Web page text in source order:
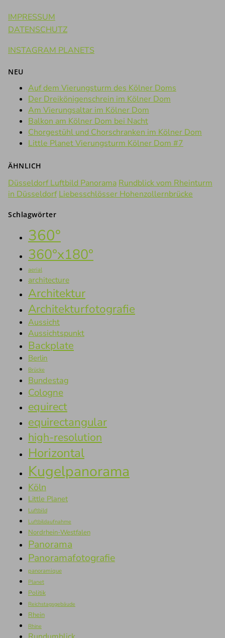
IMPRESSUM
DATENSCHUTZ
INSTAGRAM PLANETS
NEU
Auf dem Vierungsturm des Kölner Doms
Der Dreikönigenschrein im Kölner Dom
Am Vierungsaltar im Kölner Dom
Balkon am Kölner Dom bei Nacht
Chorgestühl und Chorschranken im Kölner Dom
Little Planet Vierungsturm Kölner Dom #7
ÄHNLICH
Düsseldorf Luftbild Panorama Rundblick vom Rheinturm
in Düsseldorf Liebesschlösser Hohenzollernbrücke
Schlagwörter
360°
360°x180°
aerial
architecture
Architektur
Architekturfotografie
Aussicht
Aussichtspunkt
Backplate
Berlin
Brücke
Bundestag
Cologne
equirect
equirectangular
high-resolution
Horizontal
Kugelpanorama
Köln
Little Planet
Luftbild
Luftbildaufnahme
Nordrhein-Westfalen
Panorama
Panoramafotografie
panoramique
Planet
Politik
Reichstagsgebäude
Rhein
Rhine